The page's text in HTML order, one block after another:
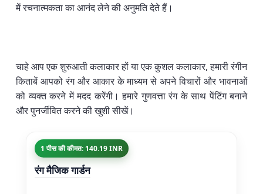
में रचनात्मकता का आनंद लेने की अनुमति देते हैं।
चाहे आप एक शुरुआती कलाकार हों या एक कुशल कलाकार, हमारी रंगीन
किताबें आपको रंग और आकार के माध्यम से अपने विचारों और भावनाओं
को व्यक्त करने में मदद करेंगी। हमारे गुणवत्ता रंग के साथ पेंटिंग बनाने
और पुनर्जीवित करने की खुशी सीखें।
1 पीस की कीमत: 140.19 INR
रंग मैजिक गार्डन